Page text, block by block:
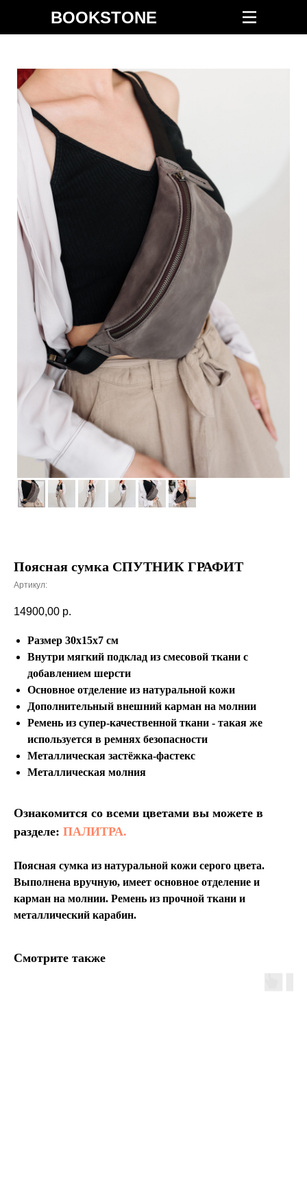
BOOKSTONE
Поясная сумка СПУТНИК ГРАФИТ
Артикул:
14900,00 р.
Размер 30х15х7 см
Внутри мягкий подклад из смесовой ткани с
добавлением шерсти
Основное отделение из натуральной кожи
Дополнительный внешний карман на молнии
Ремень из супер-качественной ткани - такая же
используется в ремнях безопасности
Металлическая застёжка-фастекс
Металлическая молния
Ознакомится со всеми цветами вы можете в
разделе: ПАЛИТРА.
Поясная сумка из натуральной кожи серого цвета.
Выполнена вручную, имеет основное отделение и
карман на молнии. Ремень из прочной ткани и
металлический карабин.
Смотрите также